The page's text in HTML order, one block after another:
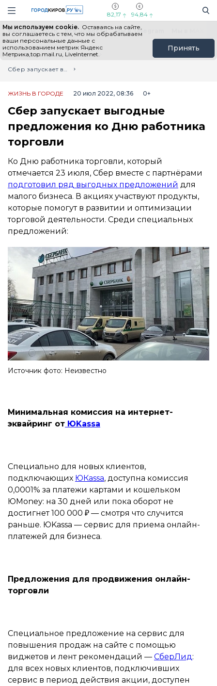
Навигация сайта
82,17 94,84
Мы используем cookie. Оставаясь на сайте,
вы соглашаетесь с тем, что мы обрабатываем
ваши персональные данные с
использованием метрик Яндекс
Метрика,top.mail.ru, LiveInternet.
Принять
Выборы - 2026 Все новости Мы в Telegram
Главная
Лента новостей
Сбер запускает выгодные предложения ко Дню работника торговли
ЖИЗНЬ В ГОРОДЕ 20 июл 2022, 08:36 0+
Сбер запускает выгодные
предложения ко Дню работника
торговли
Ко Дню работника торговли, который
отмечается 23 июля, Сбер вместе с партнёрами
подготовил ряд выгодных предложений для
малого бизнеса. В акциях участвуют продукты,
которые помогут в развитии и оптимизации
торговой деятельности. Среди специальных
предложений:
Источник фото: Неизвестно
Минимальная комиссия на интернет-
эквайринг от ЮKassa
Специально для новых клиентов,
подключающих ЮКassa, доступна комиссия
0,0001% за платежи картами и кошельком
ЮМoney: на 30 дней или пока оборот не
достигнет 100 000 ₽ — смотря что случится
раньше. ЮKassa — сервис для приема онлайн-
платежей для бизнеса.
Предложения для продвижения онлайн-
торговли
Специальное предложение на сервис для
повышения продаж на сайте с помощью
виджетов и лент рекомендаций — СберЛид :
для всех новых клиентов, подключивших
сервис в период действия акции, доступен